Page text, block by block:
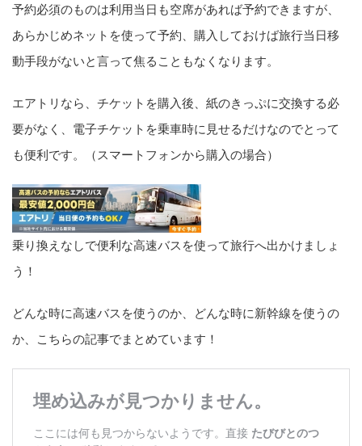
予約必須のものは利用当日も空席があれば予約できますが、
あらかじめネットを使って予約、購入しておけば旅行当日移
動手段がないと言って焦ることもなくなります。
エアトリなら、チケットを購入後、紙のきっぷに交換する必
要がなく、電子チケットを乗車時に見せるだけなのでとって
も便利です。（スマートフォンから購入の場合）
乗り換えなしで便利な高速バスを使って旅行へ出かけましょ
う！
どんな時に高速バスを使うのか、どんな時に新幹線を使うの
か、こちらの記事でまとめています！